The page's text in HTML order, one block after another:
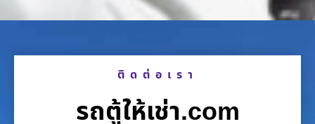
ติดต่อเรา
รถตู้ให้เช่า.com